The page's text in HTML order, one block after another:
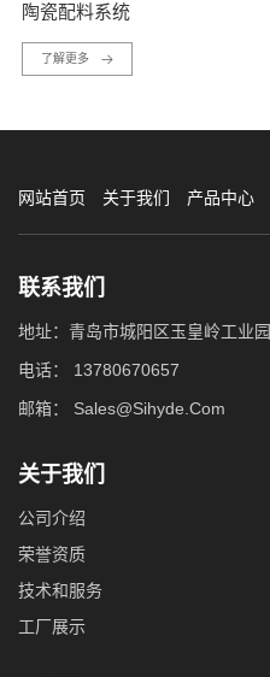
陶瓷配料系统
了解更多
网站首页 关于我们 产品中心
联系我们
地址：青岛市城阳区玉皇岭工业园
电话： 13780670657
邮箱： Sales@Sihyde.Com
关于我们
公司介绍
荣誉资质
技术和服务
工厂展示